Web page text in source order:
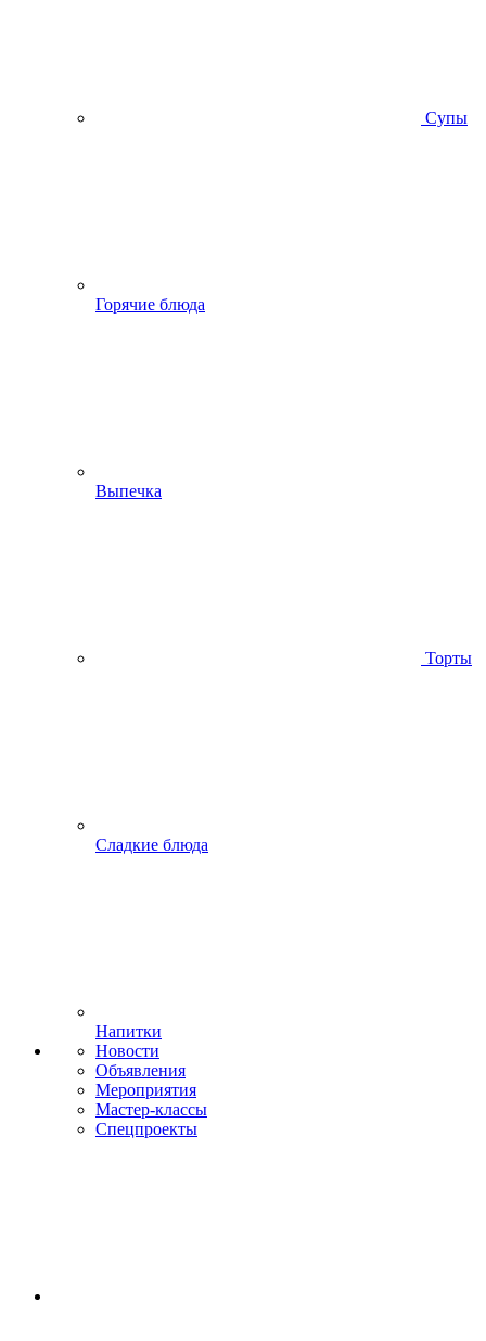
Супы
Горячие блюда
Выпечка
Торты
Сладкие блюда
Напитки
Новости
Объявления
Мероприятия
Мастер-классы
Спецпроекты